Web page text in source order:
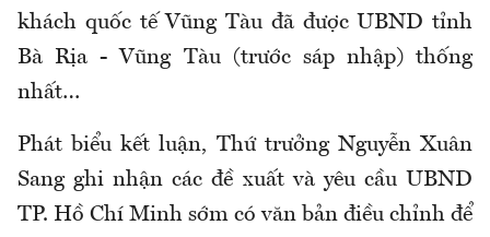
khách quốc tế Vũng Tàu đã được UBND tỉnh
Bà Rịa - Vũng Tàu (trước sáp nhập) thống
nhất…
Phát biểu kết luận, Thứ trưởng Nguyễn Xuân
Sang ghi nhận các đề xuất và yêu cầu UBND
TP. Hồ Chí Minh sớm có văn bản điều chỉnh để